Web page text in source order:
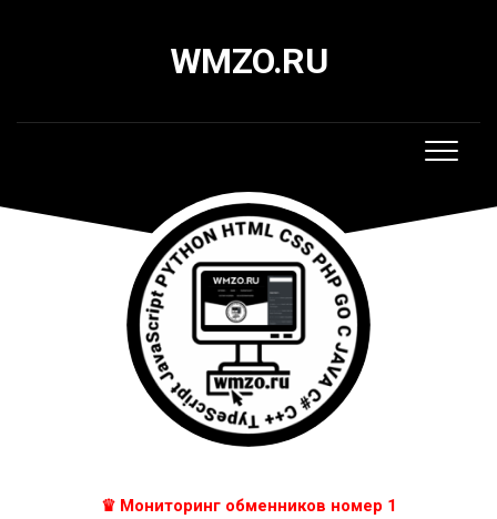
WMZO.RU
♛ Мониторинг обменников номер 1